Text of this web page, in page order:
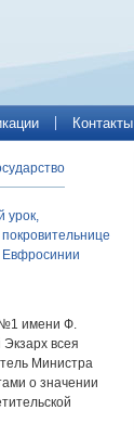
Контакты
урок,
Евфросинии
№1 имени Ф.
всея
Министра
о значении